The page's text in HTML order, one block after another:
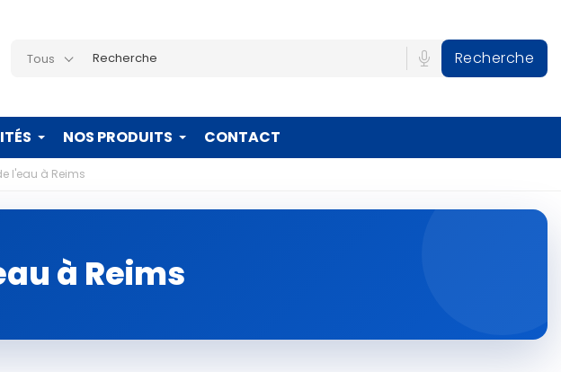
Tous Recherche
NOS PRODUITS CONTACT
l'eau à Reims
à Reims